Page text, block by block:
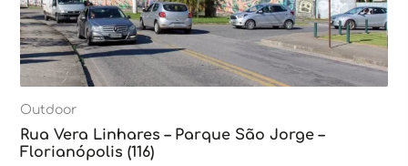
Outdoor
Rua Vera Linhares – Parque São Jorge –
Florianópolis (116)